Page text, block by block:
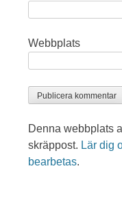
Webbplats
Denna webbplats
skräppost. Lär dig
bearbetas.